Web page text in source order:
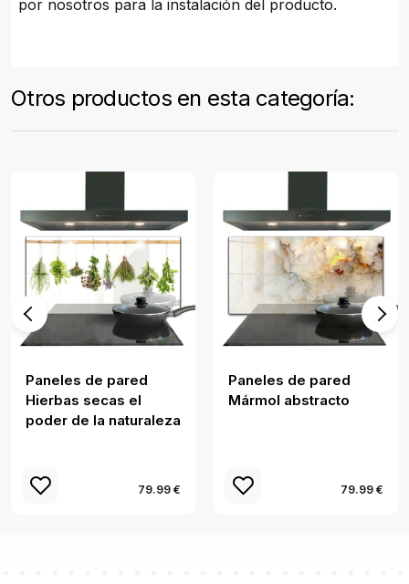
por nosotros para la instalación del producto.
Otros productos en esta categoría:
Paneles de pared
Hierbas secas el
poder de la naturaleza
79.99 €
Paneles de pared
Mármol abstracto
79.99 €